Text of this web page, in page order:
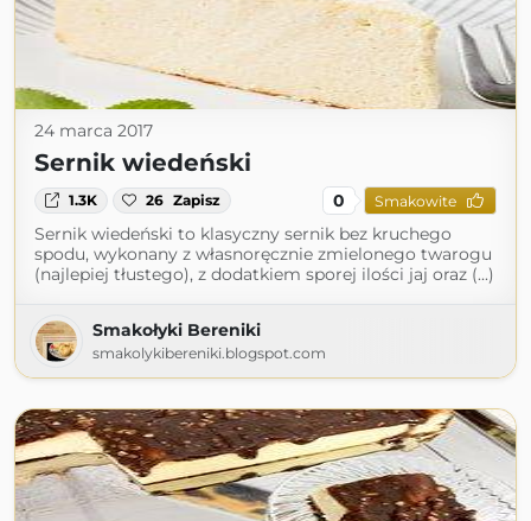
24 marca 2017
Sernik wiedeński
1.3K 26 Zapisz 0 Smakowite
Sernik wiedeński to klasyczny sernik bez kruchego
spodu, wykonany z własnoręcznie zmielonego twarogu
(najlepiej tłustego), z dodatkiem sporej ilości jaj oraz (...)
Smakołyki Bereniki
smakolykibereniki.blogspot.com